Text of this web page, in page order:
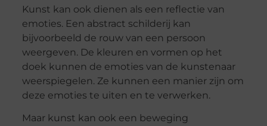
Kunst kan ook dienen als een reflectie van
emoties. Een abstract schilderij kan
bijvoorbeeld de rouw van een persoon
weergeven. De kleuren en vormen op het
doek kunnen de emoties van de kunstenaar
weerspiegelen. Ze kunnen een manier zijn om
deze emoties te uiten en te verwerken.
Maar kunst kan ook een beweging